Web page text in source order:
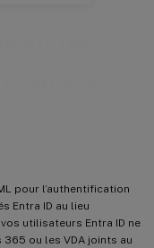
pour l’authentification
Entra ID au lieu
utilisateurs Entra ID ne
ou les VDA joints au